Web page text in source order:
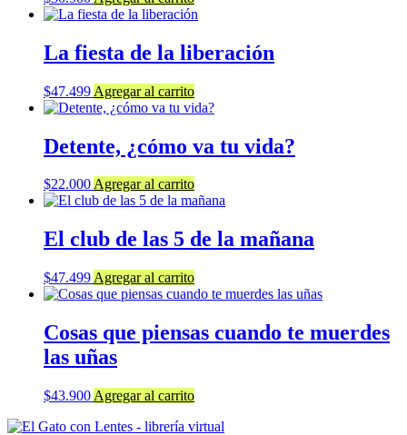
La fiesta de la liberación
$47.499 Agregar al carrito
Detente, ¿cómo va tu vida?
$22.000Agregar al carrito
El club de las 5 de la mañana
$47.499 Agregar al carrito
Cosas que piensas cuando te muerdes
las uñas
$43.900 Agregar al carrito